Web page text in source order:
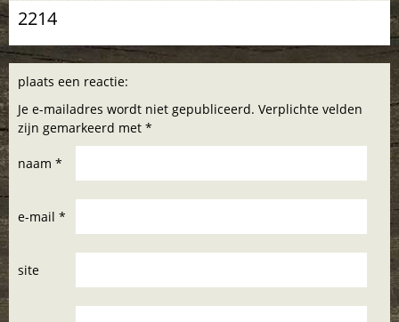
2214
plaats een reactie:
Je e-mailadres wordt niet gepubliceerd. Verplichte velden
zijn gemarkeerd met *
naam *
e-mail *
site